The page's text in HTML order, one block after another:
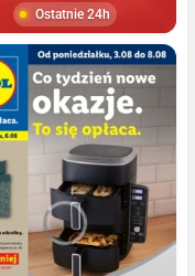
Ostatnie 24h